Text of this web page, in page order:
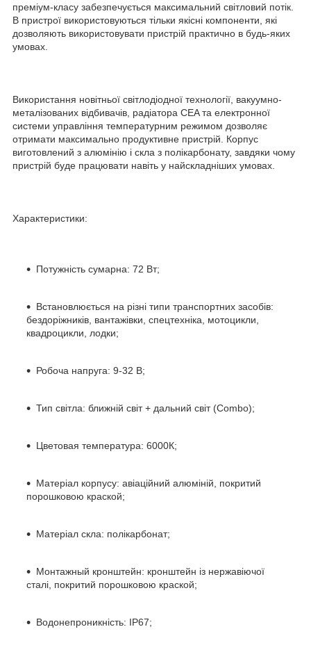
преміум-класу забезпечується максимальний світловий потік.
В пристрої використовуються тільки якісні компоненти, які
дозволяють використовувати пристрій практично в будь-яких
умовах.
Використання новітньої світлодіодної технології, вакуумно-
металізованих відбивачів, радіатора CEA та електронної
системи управління температурним режимом дозволяє
отримати максимально продуктивне пристрій. Корпус
виготовлений з алюмінію і скла з полікарбонату, завдяки чому
пристрій буде працювати навіть у найскладніших умовах.
Характеристики:
Потужність сумарна: 72 Вт;
Встановлюється на різні типи транспортних засобів:
бездоріжників, вантажівки, спецтехніка, мотоцикли,
квадроцикли, лодки;
Робоча напруга: 9-32 В;
Тип світла: ближній світ + дальний світ (Combo);
Цветовая температура: 6000К;
Матеріал корпусу: авіаційний алюміній, покритий
порошковою краской;
Матеріал скла: полікарбонат;
Монтажный кронштейн: кронштейн із нержавіючої
сталі, покритий порошковою краской;
Водонепроникність: IP67;